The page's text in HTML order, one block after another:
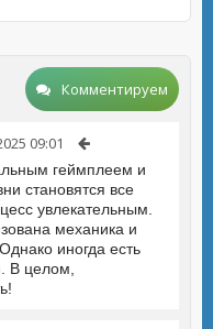
Комментируем
09:01
геймплеем и
становятся все
увлекательным.
механика и
иногда есть
В целом,